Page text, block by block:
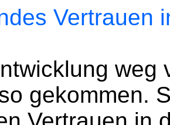
Vertrauen
weg
gekommen.